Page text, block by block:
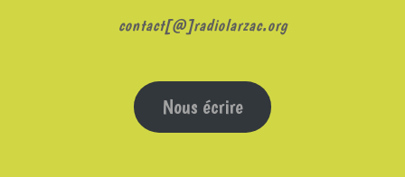
contact[@]radiolarzac.org
Nous écrire